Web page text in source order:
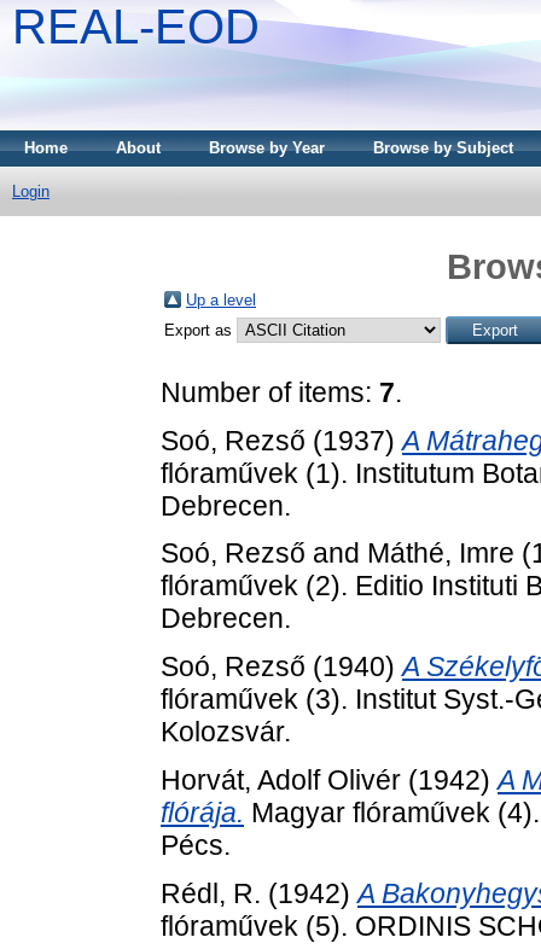
REAL-EOD
Home About Browse by Year Browse by Subject
Login
Up a level
Export as
Number of items: 7.
Soó, Rezső (1937)A
flóraművek (1). Institutum
Debrecen.
Soó, Rezső and Máthé, Imre
flóraművek (2). Editio Instituti
Debrecen.
Soó, Rezső (1940)A
flóraművek (3). Institut Syst.-
Kolozsvár.
Horvát, Adolf Olivér (1942)A
flórája. Magyar flóraművek
Pécs.
Rédl, R. (1942)A
flóraművek (5). ORDINIS